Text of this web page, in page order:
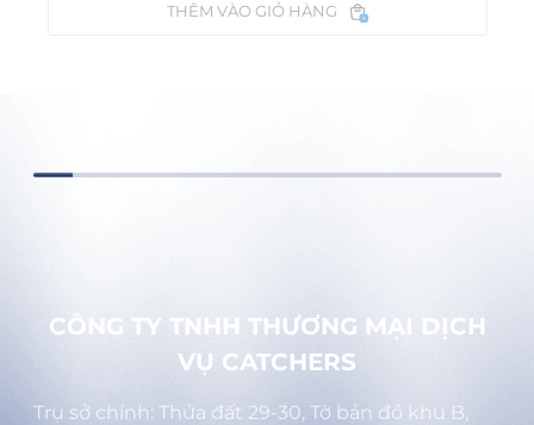
THÊM VÀO GIỎ HÀNG
CÔNG TY TNHH THƯƠNG MẠI DỊCH
VỤ CATCHERS
Trụ sở chính: Thửa đất 29-30, Tờ bản đồ khu B,